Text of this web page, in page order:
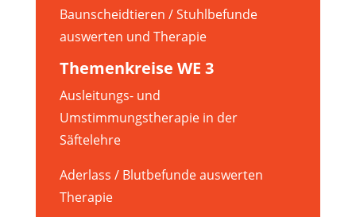
Baunscheidtieren / Stuhlbefunde
auswerten und Therapie
Themenkreise WE 3
Ausleitungs- und
Umstimmungstherapie in der
Säftelehre
Aderlass / Blutbefunde auswerten
Therapie